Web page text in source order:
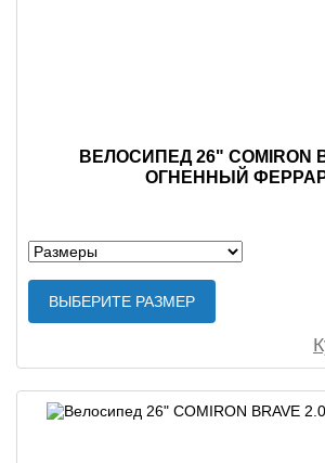
ВЕЛОСИПЕД 26" COMIRON
ОГНЕННЫЙ
ВЫБЕРИТЕ РАЗМЕР